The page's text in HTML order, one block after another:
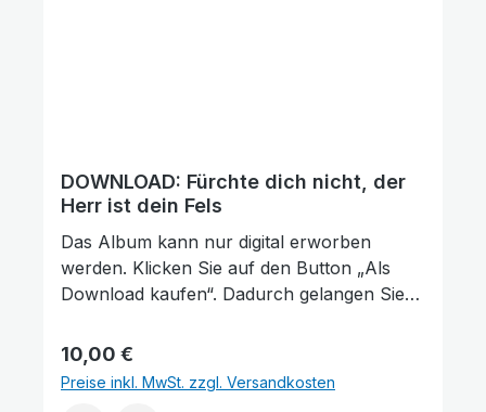
DOWNLOAD: Fürchte dich nicht, der
Herr ist dein Fels
Das Album kann nur digital erworben
werden. Klicken Sie auf den Button „Als
Download kaufen“. Dadurch gelangen Sie
Friedensstimme. Dort finden Sie das Album
und können auch einzelne Tracks (Lieder)
nach Belieben kaufen. Wie gefällt Ihnen
Regulärer Preis:
10,00 €
Preise inkl. MwSt. zzgl. Versandkosten